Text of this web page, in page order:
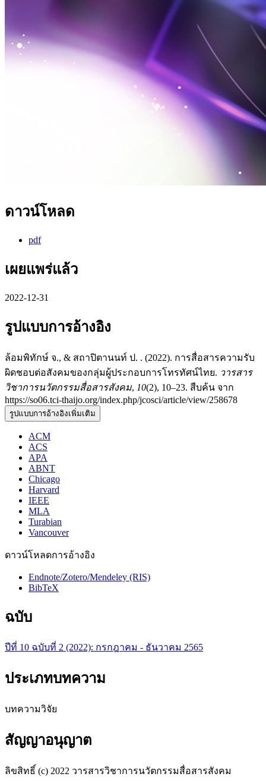
ดาวน์โหลด
pdf
เผยแพร่แล้ว
2022-12-31
รูปแบบการอ้างอิง
ล้อมพิทักษ์ จ., & สถาปิตานนท์ ป. . (2022). การสื่อสารความรับ
ผิดชอบต่อสังคมของกลุ่มผู้ประกอบการโทรทัศน์ไทย. วารสาร
วิชาการนวัตกรรมสื่อสารสังคม, 10(2), 10–23. สืบค้น จาก
https://so06.tci-thaijo.org/index.php/jcosci/article/view/258678
รูปแบบการอ้างอิงเพิ่มเติม
ACM
ACS
APA
ABNT
Chicago
Harvard
IEEE
MLA
Turabian
Vancouver
ดาวน์โหลดการอ้างอิง
Endnote/Zotero/Mendeley (RIS)
BibTeX
ฉบับ
ปีที่ 10 ฉบับที่ 2 (2022): กรกฎาคม - ธันวาคม 2565
ประเภทบทความ
บทความวิจัย
สัญญาอนุญาต
ลิขสิทธิ์ (c) 2022 วารสารวิชาการนวัตกรรมสื่อสารสังคม